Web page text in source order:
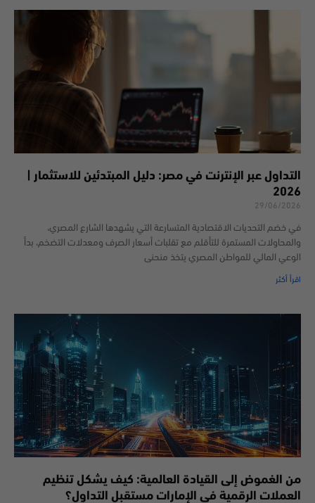
التداول عبر الإنترنت في مصر: دليل المبتدئين للاستثمار |
2026
29/06/2026
في خضم التحديات الاقتصادية المتسارعة التي يشهدها الشارع المصري،
والمحاولات المستمرة للتأقلم مع تقلبات أسعار الصرف ومعدلات التضخم، بدأ
الوعي المالي للمواطن المصري يتخذ منحنى
اقرأ أكثر
من الغموض إلى القيادة العالمية: كيف يشكل تنظيم
العملات الرقمية في الإمارات مستقبل التداول؟